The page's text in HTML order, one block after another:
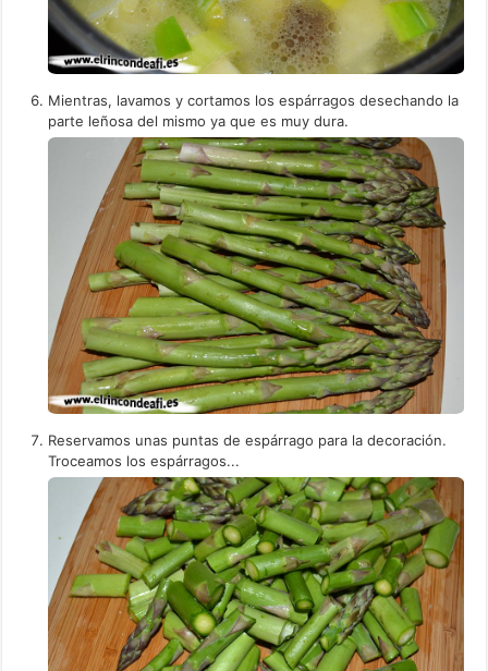
Mientras, lavamos y cortamos los espárragos desechando la
parte leñosa del mismo ya que es muy dura.
Reservamos unas puntas de espárrago para la decoración.
Troceamos los espárragos...